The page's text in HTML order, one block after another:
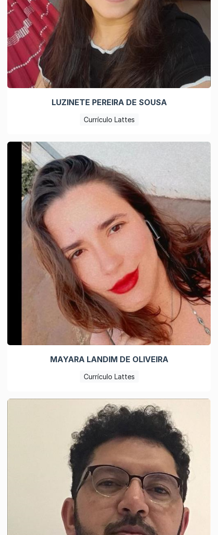
LUZINETE PEREIRA DE SOUSA
Currículo Lattes
MAYARA LANDIM DE OLIVEIRA
Currículo Lattes